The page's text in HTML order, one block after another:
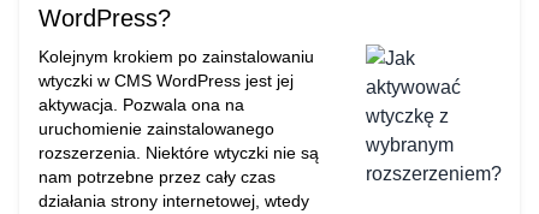
WordPress?
Kolejnym krokiem po zainstalowaniu
wtyczki w CMS WordPress jest jej
aktywacja. Pozwala ona na
uruchomienie zainstalowanego
rozszerzenia. Niektóre wtyczki nie są
nam potrzebne przez cały czas
działania strony internetowej, wtedy